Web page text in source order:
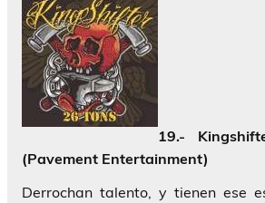
19.-
(Pavement Entertainment)
Derrochan talento, y tienen ese